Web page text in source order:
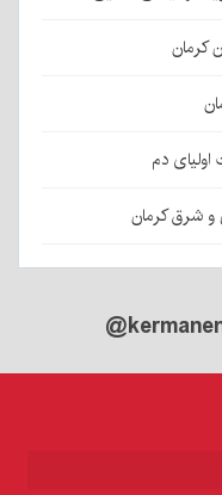
کرمان
دم
شرق کرمان